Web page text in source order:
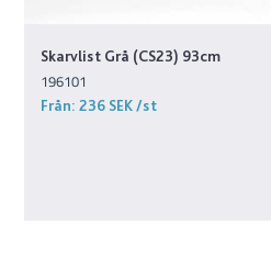
Skarvlist Grå (CS23) 93cm
196101
Från:236 SEK/st